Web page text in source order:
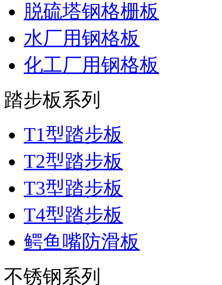
脱硫塔钢格栅板
水厂用钢格板
化工厂用钢格板
踏步板系列
T1型踏步板
T2型踏步板
T3型踏步板
T4型踏步板
鳄鱼嘴防滑板
不锈钢系列